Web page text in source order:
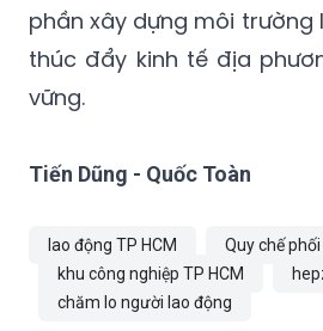
phần xây dựng môi trường
thúc đẩy kinh tế địa
vững.
Tiến Dũng - Quốc Toàn
lao động TP HCM
Quy chế
khu công nghiệp TP HCM
chăm lo người lao động